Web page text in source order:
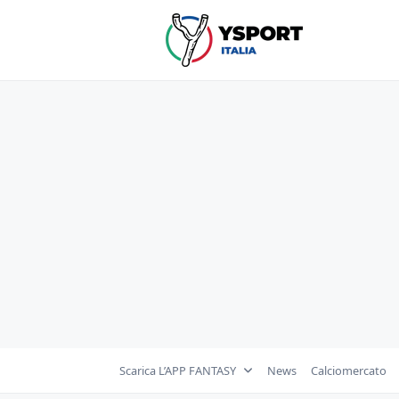
Scarica L’APP FANTASY News Calciomercato